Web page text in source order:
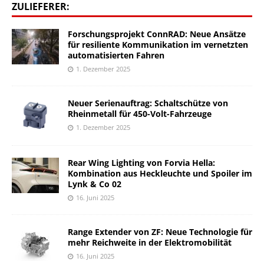
ZULIEFERER:
Forschungsprojekt ConnRAD: Neue Ansätze
für resiliente Kommunikation im vernetzten
automatisierten Fahren
1. Dezember 2025
Neuer Serienauftrag: Schaltschütze von
Rheinmetall für 450-Volt-Fahrzeuge
1. Dezember 2025
Rear Wing Lighting von Forvia Hella:
Kombination aus Heckleuchte und Spoiler im
Lynk & Co 02
16. Juni 2025
Range Extender von ZF: Neue Technologie für
mehr Reichweite in der Elektromobilität
16. Juni 2025